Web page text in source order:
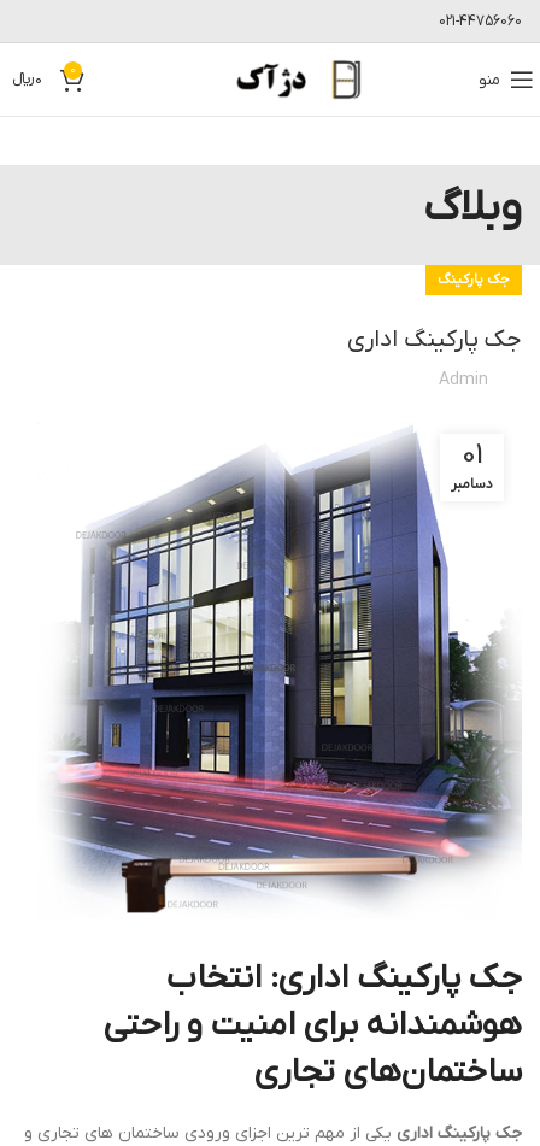
021-44756060
منو 0
0﷼
وبلاگ
جک پارکینگ
جک پارکینگ اداری
Admin
01
دسامبر
جک پارکینگ اداری: انتخاب
هوشمندانه برای امنیت و راحتی
ساختمان‌های تجاری
جک پارکینگ اداری یکی از مهم ترین اجزای ورودی ساختمان های تجاری و